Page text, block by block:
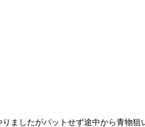
ましたがパットせず途中から青物狙